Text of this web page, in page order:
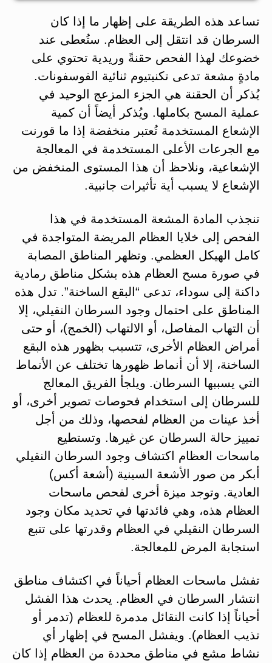
تساعد هذه الطريقة على إظهار ما إذا كان
السرطان قد انتقل إلى العظام. ستُعطى عند
خضوعك لهذا الفحص حقنةً وريدية تحتوي على
مادةٍ مشعة تدعى تكنيتيوم ثنائية الفوسفونات.
يُذكر أن الحقنة هي الجزء المزعج الوحيد في
عملية المسح بكاملها. ويُذكر أيضاً أن كمية
الإشعاع المستخدمة تُعتبر منخفضة إذا ما قورنت
مع الجرعات الأعلى المستخدمة في المعالجة
الإشعاعية، ونلاحظ أن هذا المستوى المنخفض من
الإشعاع لا يسبب أية تأثيرات جانبية.
تنجذب المادة المشعة المستخدمة في هذا
الفحص إلى خلايا العظام المريضة المتواجدة في
كامل الهيكل العظمي. وتظهر المناطق المصابة
في صورة مسح العظام هذه بشكل مناطق رمادية
داكنة إلى سوداء، تدعى “البقع الساخنة”. تدل هذه
المناطق على احتمال وجود السرطان النقيلي، إلا
أن التهاب المفاصل، أو الالتهاب (الخمج)، أو حتى
أمراض العظام الأخرى، تتسبب بظهور هذه البقع
الساخنة، إلا أن أنماط ظهورها تختلف عن الأنماط
التي يسببها السرطان. ويلجأ الفريق المعالج
للسرطان إلى استخدام فحوصات تصوير أخرى، أو
أخذ عينات من العظام لفحصها، وذلك من أجل
تمييز حالة السرطان عن غيرها. وتستطيع
ماسحات العظام اكتشاف وجود السرطان النقيلي
أبكر من صور الأشعة السينية (أشعة أكس)
العادية. وتوجد ميزة أخرى لفحص ماسحات
العظام هذه، وهي فائدتها في تحديد مكان وجود
السرطان النقيلي في العظام وقدرتها على تتبع
استجابة المرض للمعالجة.
تفشل ماسحات العظام أحياناً في اكتشاف مناطق
انتشار السرطان في العظام. يحدث هذا الفشل
أحياناً إذا كانت النقائل مدمرة للعظام (تدمر أو
تذيب العظام). ويفشل المسح في إظهار أي
نشاط مشع في مناطق محددة من العظام إذا كان